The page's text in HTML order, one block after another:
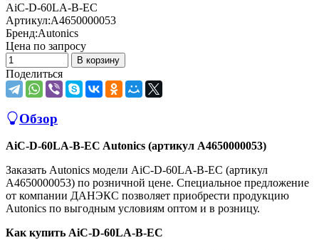
AiC-D-60LA-B-EC
Артикул:A4650000053
Бренд:Autonics
Цена по запросу
В корзину
Поделиться
Обзор
AiC-D-60LA-B-EC Autonics (артикул A4650000053)
Заказать Autonics модели AiC-D-60LA-B-EC (артикул
A4650000053) по розничной цене. Специальное предложение
от компании ДАНЭКС позволяет приобрести продукцию
Autonics по выгодным условиям оптом и в розницу.
Как купить AiC-D-60LA-B-EC